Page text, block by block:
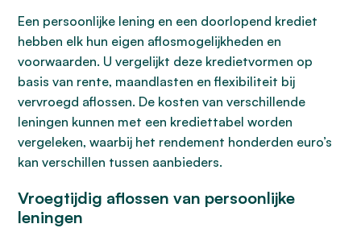
Een persoonlijke lening en een doorlopend krediet
hebben elk hun eigen aflosmogelijkheden en
voorwaarden. U vergelijkt deze kredietvormen op
basis van rente, maandlasten en flexibiliteit bij
vervroegd aflossen. De kosten van verschillende
leningen kunnen met een krediettabel worden
vergeleken, waarbij het rendement honderden euro’s
kan verschillen tussen aanbieders.
Vroegtijdig aflossen van persoonlijke
leningen